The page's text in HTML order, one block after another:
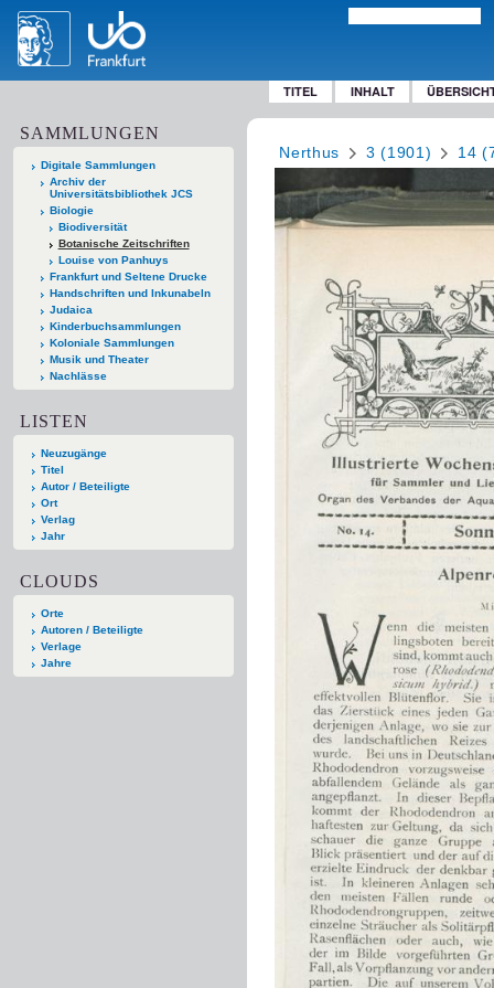
TITEL INHALT
SAMMLUNGEN
Digitale Sammlungen
Archiv der
Universitätsbibliothek JCS
Biologie
Biodiversität
Botanische Zeitschriften
Louise von Panhuys
Frankfurt und Seltene Drucke
Handschriften und Inkunabeln
Judaica
Kinderbuchsammlungen
Koloniale Sammlungen
Musik und Theater
Nachlässe
LISTEN
Neuzugänge
Titel
Autor / Beteiligte
Ort
Verlag
Jahr
CLOUDS
Orte
Autoren / Beteiligte
Verlage
Jahre
Nerthus 3 (1901) 14